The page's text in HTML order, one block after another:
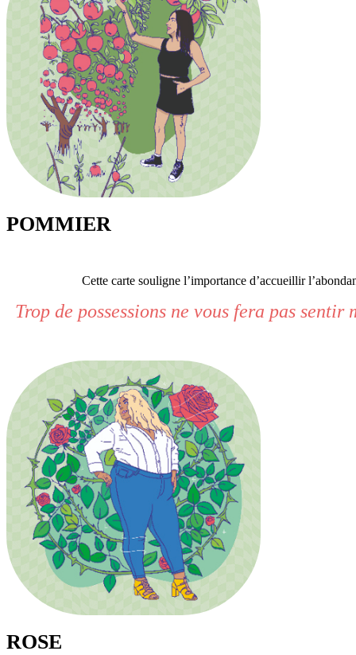
POMMIER
Cette carte souligne l’importance d’accueillir
Trop de possessions ne vous fera pas
ROSE